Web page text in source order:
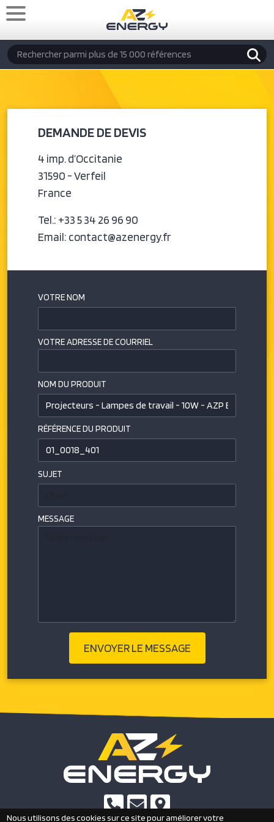
Aller au contenu principal
Rechercher
DEMANDE DE DEVIS
4 imp. d’Occitanie
31590 - Verfeil
France
Tel.: +33 5 34 26 96 90
Email: contact@azenergy.fr
VOTRE NOM
VOTRE ADRESSE DE COURRIEL
NOM DU PRODUIT
RÉFÉRENCE DU PRODUIT
SUJET
MESSAGE
Nous utilisons des cookies sur ce site pour améliorer votre